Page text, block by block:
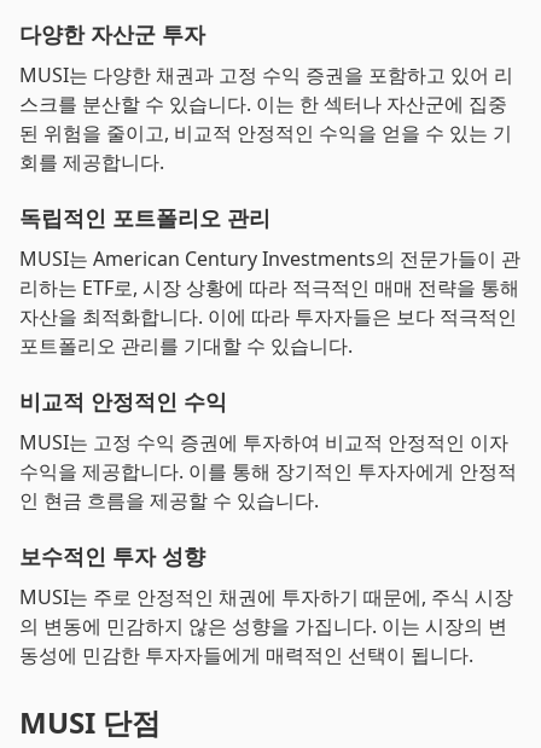
다양한 자산군 투자
MUSI는 다양한 채권과 고정 수익 증권을 포함하고 있어 리
스크를 분산할 수 있습니다. 이는 한 섹터나 자산군에 집중
된 위험을 줄이고, 비교적 안정적인 수익을 얻을 수 있는 기
회를 제공합니다.
독립적인 포트폴리오 관리
MUSI는 American Century Investments의 전문가들이 관
리하는 ETF로, 시장 상황에 따라 적극적인 매매 전략을 통해
자산을 최적화합니다. 이에 따라 투자자들은 보다 적극적인
포트폴리오 관리를 기대할 수 있습니다.
비교적 안정적인 수익
MUSI는 고정 수익 증권에 투자하여 비교적 안정적인 이자
수익을 제공합니다. 이를 통해 장기적인 투자자에게 안정적
인 현금 흐름을 제공할 수 있습니다.
보수적인 투자 성향
MUSI는 주로 안정적인 채권에 투자하기 때문에, 주식 시장
의 변동에 민감하지 않은 성향을 가집니다. 이는 시장의 변
동성에 민감한 투자자들에게 매력적인 선택이 됩니다.
MUSI 단점